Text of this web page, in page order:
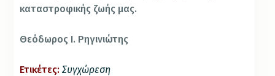
καταστροφικής ζωής μας.
Θεόδωρος Ι. Ρηγινιώτης
Ετικέτες: Συγχώρεση